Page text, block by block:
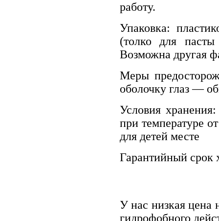
работу.
Упаковка:
(толко для
Возможна другая
Меры
оболочку глаз —
Условия
при температуре
для детей месте
Гарантийный срок
У нас низкая цена
гидрофобного